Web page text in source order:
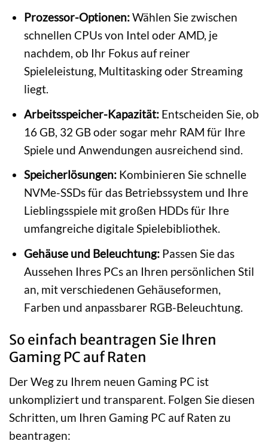
Prozessor-Optionen:Wählen Sie zwischen
schnellen CPUs von Intel oder AMD, je
nachdem, ob Ihr Fokus auf reiner
Spieleleistung, Multitasking oder Streaming
liegt.
Arbeitsspeicher-Kapazität:Entscheiden Sie, ob
16 GB, 32 GB oder sogar mehr RAM für Ihre
Spiele und Anwendungen ausreichend sind.
Speicherlösungen:Kombinieren Sie schnelle
NVMe-SSDs für das Betriebssystem und Ihre
Lieblingsspiele mit großen HDDs für Ihre
umfangreiche digitale Spielebibliothek.
Gehäuse und Beleuchtung:Passen Sie das
Aussehen Ihres PCs an Ihren persönlichen Stil
an, mit verschiedenen Gehäuseformen,
Farben und anpassbarer RGB-Beleuchtung.
So einfach beantragen Sie Ihren
Gaming PC auf Raten
Der Weg zu Ihrem neuen Gaming PC ist
unkompliziert und transparent. Folgen Sie diesen
Schritten, um Ihren Gaming PC auf Raten zu
beantragen: